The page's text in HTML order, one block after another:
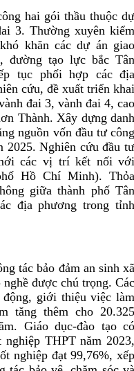
hai gói thầu thuộc
3. Thường xuyên
khăn các dự án
đường tạo lực bắc
tục phối hợp các
cứu, đề xuất triển
đai 3, vành đai 4,
Thành. Xây dựng
nguồn vốn đầu tư
2025. Nghiên cứu đầu
các vị trí kết nối
Hồ Chí Minh).
giữa thành phố
địa phương trong
tác bảo đảm an sinh
được chú trọng.
động, giới thiệu việc
tăng thêm cho
Giáo dục-đào tạo
THPT năm
nghiệp đạt 99,76%,